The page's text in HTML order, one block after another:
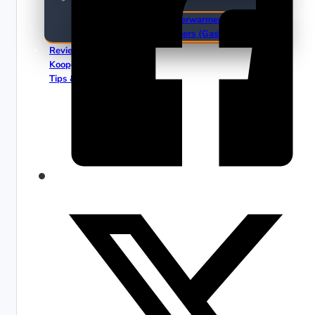
Elektrische Terrasverwarmers
Gas Terrasverwarmers (Gasheaters)
Reviews
Koopgidsen
Tips & Trends